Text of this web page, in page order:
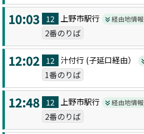
10:03 12 上野市駅行 経由地情報
2番のりば
12:02 12 汁付行 (子延口経由）
1番のりば
12:48 12 上野市駅行 経由地情報
2番のりば